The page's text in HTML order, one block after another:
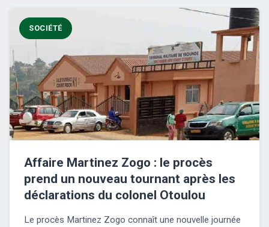
SOCIÉTÉ
Affaire Martinez Zogo : le procès
prend un nouveau tournant après les
déclarations du colonel Otoulou
Le procès Martinez Zogo connaît une nouvelle journée